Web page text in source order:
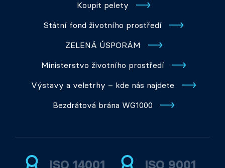
Koupit pelety
Státní fond životního prostředí
ZELENÁ ÚSPORÁM
Ministerstvo životního prostředí
Výstavy a veletrhy – kde nás najdete
Bezdrátová brána WG1000
ISO 14001 ISO 9001